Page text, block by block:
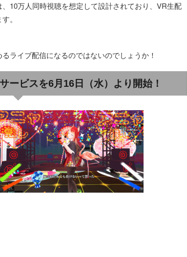
10万人同時視聴を想定して設計されており、VR生配
。
ライブ配信になるのではないのでしょうか！
ービスを6月16日（水）より開始！